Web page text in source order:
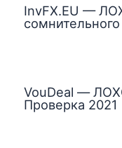
InvFX.EU —
VouDeal —
Проверка 2021